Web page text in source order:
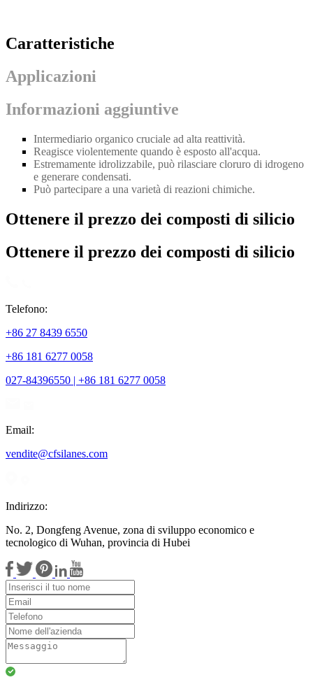
Caratteristiche
Applicazioni
Informazioni aggiuntive
Intermediario organico cruciale ad alta reattività.
Reagisce violentemente quando è esposto all'acqua.
Estremamente idrolizzabile, può rilasciare cloruro di idrogeno
e generare condensati.
Può partecipare a una varietà di reazioni chimiche.
Ottenere il prezzo dei composti di silicio
Ottenere il prezzo dei composti di silicio
Telefono:
+86 27 8439 6550
+86 181 6277 0058
027-84396550 | +86 181 6277 0058
Email:
vendite@cfsilanes.com
Indirizzo:
No. 2, Dongfeng Avenue, zona di sviluppo economico e
tecnologico di Wuhan, provincia di Hubei